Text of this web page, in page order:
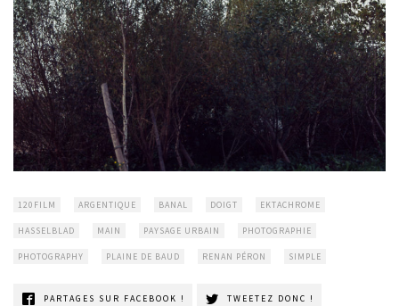
120FILM ARGENTIQUE BANAL DOIGT EKTACHROME
HASSELBLAD MAIN PAYSAGE URBAIN PHOTOGRAPHIE
PHOTOGRAPHY PLAINE DE BAUD RENAN PÉRON SIMPLE
PARTAGES SUR FACEBOOK ! TWEETEZ DONC !